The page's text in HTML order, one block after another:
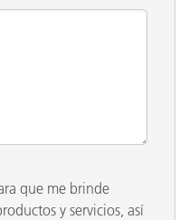
que me brinde
y servicios, así